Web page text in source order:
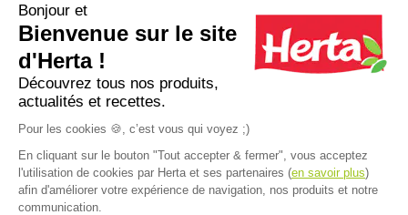
Apéro dînatoire : que faire avec une
pâte à pizza ?
12 recettes
pour un
Plus d'inspirations
Bonjour et
Bienvenue sur le site
d'Herta !
Découvrez tous nos produits,
actualités et recettes.
Pour les cookies 🍪, c’est vous qui voyez ;)
En cliquant sur le bouton "Tout accepter & fermer", vous acceptez
l'utilisation de cookies par Herta et ses partenaires (en savoir plus)
afin d'améliorer votre expérience de navigation, nos produits et notre
communication.